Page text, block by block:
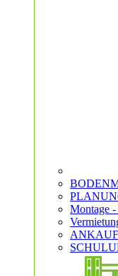
Montage -